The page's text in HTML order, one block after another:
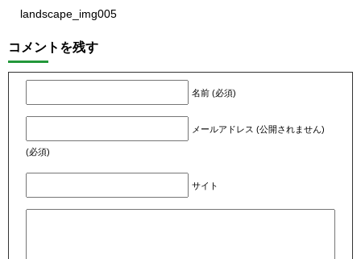
landscape_img005
コメントを残す
名前 (必須)
メールアドレス (公開されません)
(必須)
サイト